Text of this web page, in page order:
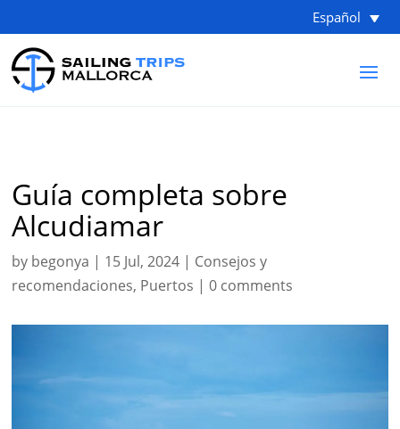
Español
Guía completa sobre
Alcudiamar
by begonya | 15 Jul, 2024 | Consejos y
recomendaciones, Puertos |0 comments